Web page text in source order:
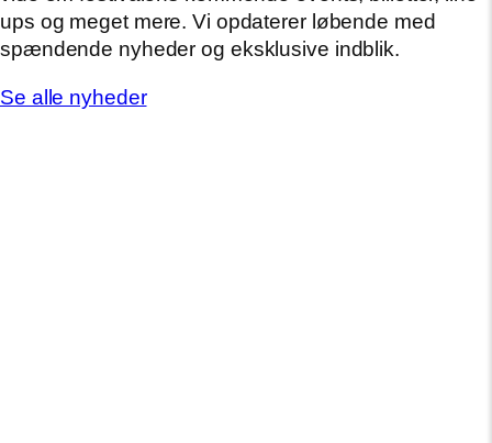
ups og meget mere. Vi opdaterer løbende med
spændende nyheder og eksklusive indblik.
Se alle nyheder